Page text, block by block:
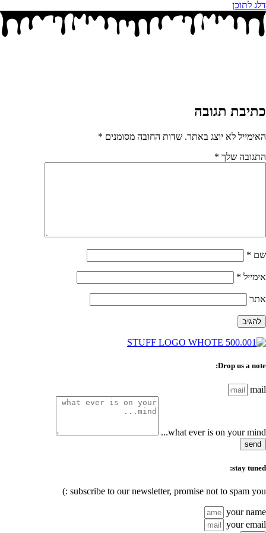
דלג לתוכן
כתיבת תגובה
האימייל לא יוצג באתר. שדות החובה מסומנים *
התגובה שלך *
שם *
אימייל *
אתר
Drop us a note:
mail
what ever is on your mind...
send
stay tuned:
subscribe to our newsletter, promise not to spam you :)
your name
your email